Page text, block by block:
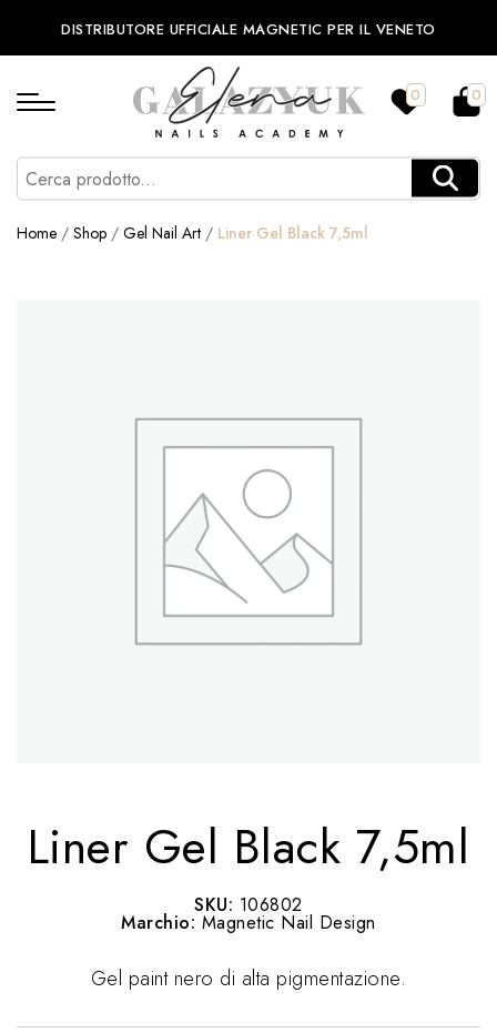
DISTRIBUTORE UFFICIALE MAGNETIC PER IL VENETO
0 0
Home / Shop / Gel Nail Art / Liner Gel Black 7,5ml
Liner Gel Black 7,5ml
SKU: 106802
Marchio: Magnetic Nail Design
Gel paint nero di alta pigmentazione.